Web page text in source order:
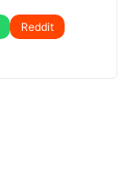
Reddit